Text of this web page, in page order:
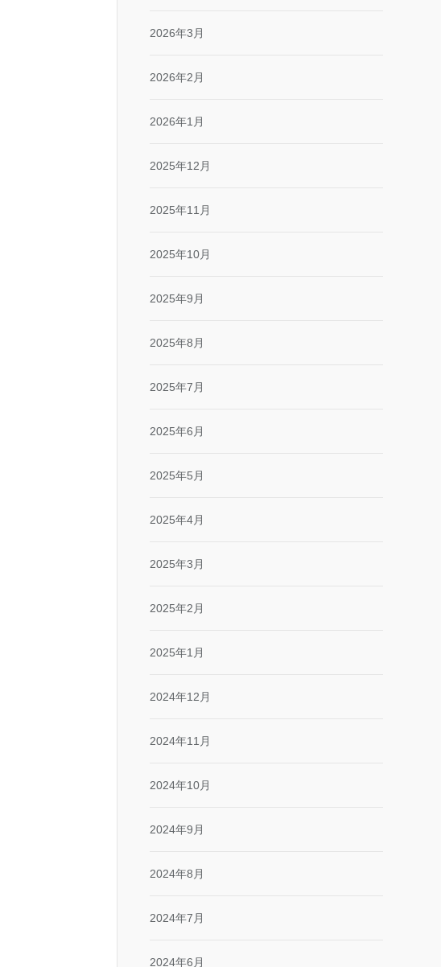
2026年3月
2026年2月
2026年1月
2025年12月
2025年11月
2025年10月
2025年9月
2025年8月
2025年7月
2025年6月
2025年5月
2025年4月
2025年3月
2025年2月
2025年1月
2024年12月
2024年11月
2024年10月
2024年9月
2024年8月
2024年7月
2024年6月